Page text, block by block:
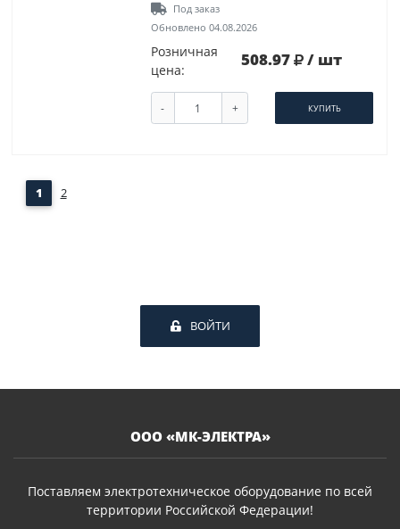
Под заказ
Обновлено 04.08.2026
Розничная
цена:
508.97 / шт
- + КУПИТЬ
1 2
ВОЙТИ
ООО «МК-ЭЛЕКТРА»
Поставляем электротехническое оборудование по всей
территории Российской Федерации!